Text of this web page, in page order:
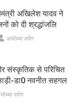
अखिलेश यादव ने
को दी श्रद्धांजलि
अयोध्या दर्पण
संस्कृतिक से परिचित
डा0 नवनीत सहगल
दर्पण